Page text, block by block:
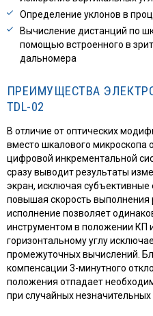
Определение уклонов в
Вычисление дистанций по
помощью встроенного в
дальномера
ПРЕИМУЩЕСТВА
TDL-02
В отличие от оптических
вместо шкалового микроскопа
цифровой инкрементальной
сразу выводит результаты
экран, исключая субъективные
повышая скорость выполнения
исполнение позволяет
инструментом в положении КП
горизонтальному углу
промежуточных вычислений.
компенсации 3-минутного
положения отпадает
при случайных незначительных